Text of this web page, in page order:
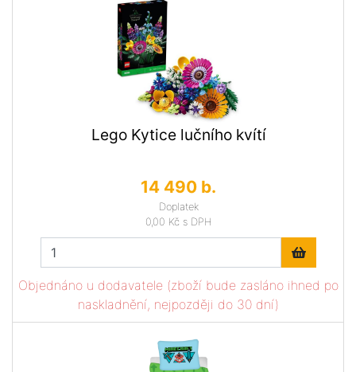
Lego Kytice lučního kvítí
14 490 b.
Doplatek
0,00 Kč s DPH
Objednáno u dodavatele (zboží bude zasláno ihned po
naskladnění, nejpozději do 30 dní)